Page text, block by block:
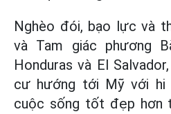
Nghèo đói, bạo lực và
và Tam giác phương
Honduras và El
cư hướng tới Mỹ với hi
cuộc sống tốt đẹp hơn